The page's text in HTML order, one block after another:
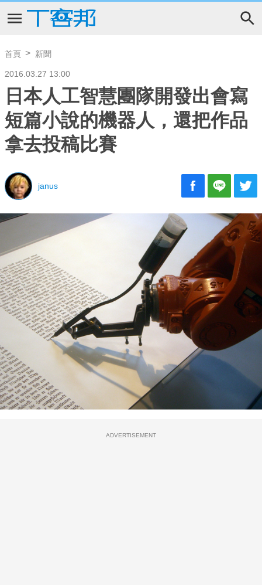
首頁 新聞
2016.03.27 13:00
日本人工智慧團隊開發出會寫
短篇小說的機器人，還把作品
拿去投稿比賽
janus
ADVERTISEMENT